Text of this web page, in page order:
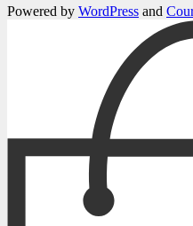
Powered by WordPress and